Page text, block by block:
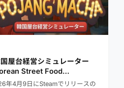
屋台経営シミュレーター
Street Food
年4月9日にSteamでリリースの